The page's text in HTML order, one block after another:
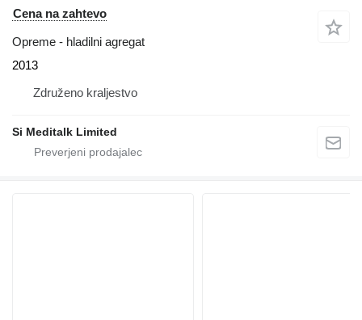
Cena na zahtevo
Opreme - hladilni agregat
2013
Združeno kraljestvo
Si Meditalk Limited